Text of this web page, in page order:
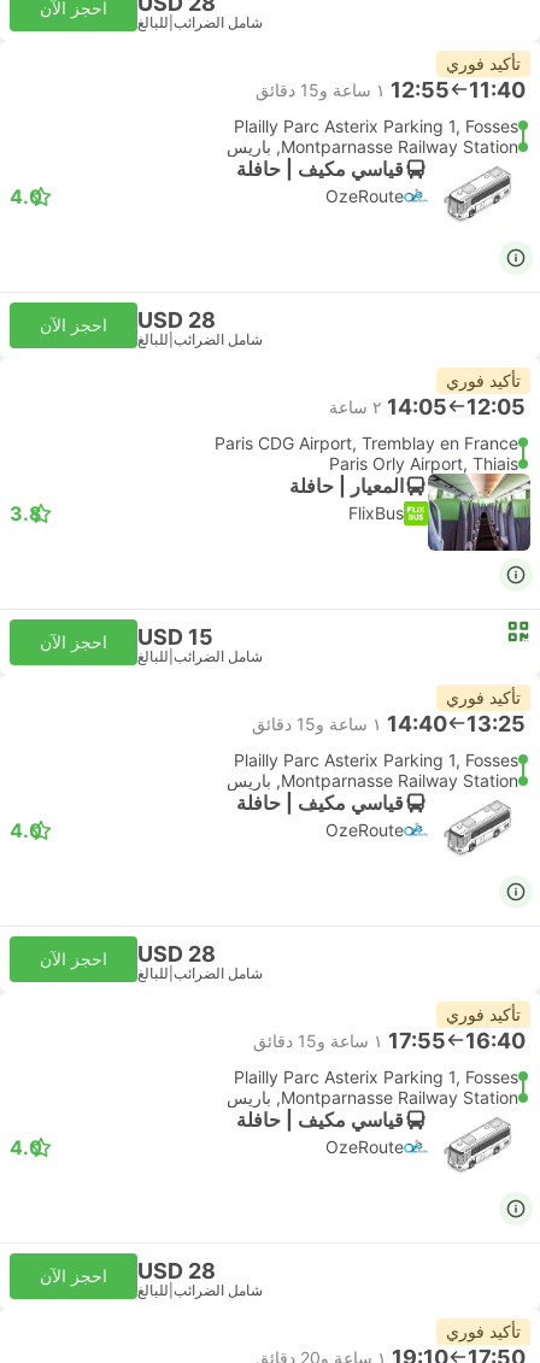
شامل الضرائب للبالغ
احجز الآن
تأكيد فوري
11:40
12:55 ١ ساعة و‫15 دقائق
Plailly Parc Asterix Parking 1, Fosses
Montparnasse Railway Station, باريس
قياسي مكيف | حافلة
OzeRoute
4.0
USD 28
شامل الضرائب للبالغ
احجز الآن
تأكيد فوري
12:05
14:05 ٢ ساعة
Paris CDG Airport, Tremblay en France
Paris Orly Airport, Thiais
المعيار | حافلة
FlixBus
3.8
USD 15
شامل الضرائب للبالغ
احجز الآن
تأكيد فوري
13:25
14:40 ١ ساعة و‫15 دقائق
Plailly Parc Asterix Parking 1, Fosses
Montparnasse Railway Station, باريس
قياسي مكيف | حافلة
OzeRoute
4.0
USD 28
شامل الضرائب للبالغ
احجز الآن
تأكيد فوري
16:40
17:55 ١ ساعة و‫15 دقائق
Plailly Parc Asterix Parking 1, Fosses
Montparnasse Railway Station, باريس
قياسي مكيف | حافلة
OzeRoute
4.0
USD 28
شامل الضرائب للبالغ
احجز الآن
تأكيد فوري
17:50
19:10 ١ ساعة و‫20 دقائق